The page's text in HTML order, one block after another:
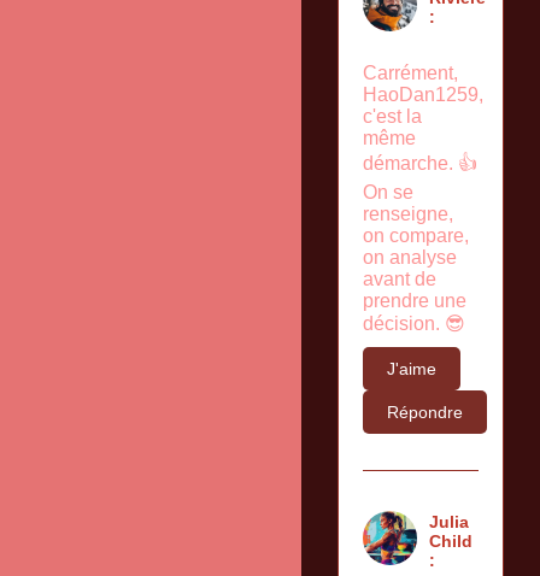
:
Carrément,
HaoDan1259,
c'est la
même
démarche. 👍
On se
renseigne,
on compare,
on analyse
avant de
prendre une
décision. 😎
J'aime
Répondre
Julia
Child
: